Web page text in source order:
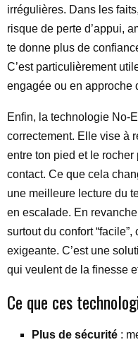
irrégulières. Dans les
risque de perte d’appui,
te donne plus de
C’est particulièrement
engagée ou en approche
Enfin, la technologie No-
correctement. Elle vise à
entre ton pied et le
contact. Ce que cela
une meilleure lecture du
en escalade. En
surtout du confort
exigeante. C’est une
qui veulent de la finesse
Ce que ces
Plus de sécurité :